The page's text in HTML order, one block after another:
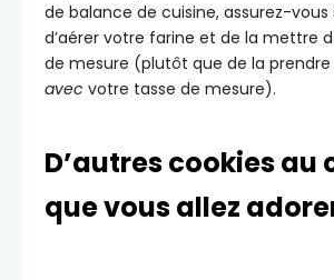
de balance de cuisine, assurez-
d’aérer votre farine et de la mettre
de mesure (plutôt que de la
avec votre tasse de mesure).
D’autres cookies au
que vous allez